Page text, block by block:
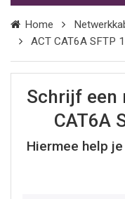
op
zoek?Home
ACT CAT6A SFTP
Schrijf een
CAT6A
Hiermee help